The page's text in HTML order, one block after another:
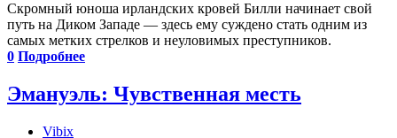
Скромный юноша ирландских кровей Билли начинает свой
путь на Диком Западе — здесь ему суждено стать одним из
самых метких стрелков и неуловимых преступников.
0 Подробнее
Эмануэль: Чувственная месть
Vibix